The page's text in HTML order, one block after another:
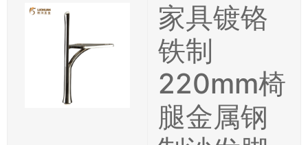
家具镀铬
铁制
220mm椅
腿金属钢